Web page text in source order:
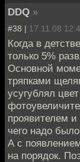
DDQ »
#38 | 17.11.08
Когда в
только 5%
Основной
тряпками
усугублял
проявителем
чего надо
А с
на порядок.